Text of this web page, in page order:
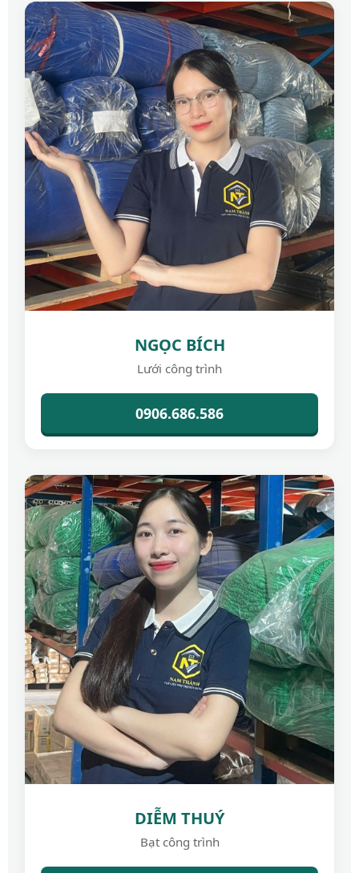
NGỌC BÍCH
Lưới công trình
0906.686.586
DIỄM THUÝ
Bạt công trình